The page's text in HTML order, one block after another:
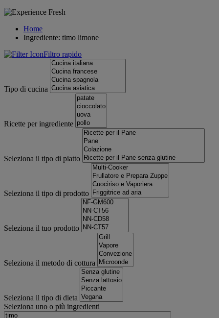
Home
Ingrediente: timo limone
Filtro rapido
Tipo di cucina
Ricette per ingrediente
Seleziona il tipo di piatto
Seleziona il tipo di prodotto
Seleziona il tuo prodotto
Seleziona il metodo di cottura
Seleziona il tipo di dieta
Seleziona uno o più ingredienti